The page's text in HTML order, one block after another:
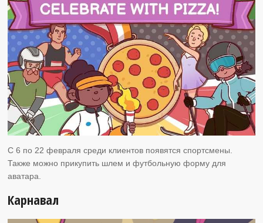
С 6 по 22 февраля среди клиентов появятся спортсмены.
Также можно прикупить шлем и футбольную форму для
аватара.
Карнавал